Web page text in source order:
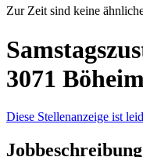
Zur Zeit sind keine
3071
Diese Stellenanzeige ist
Jobbeschreibung